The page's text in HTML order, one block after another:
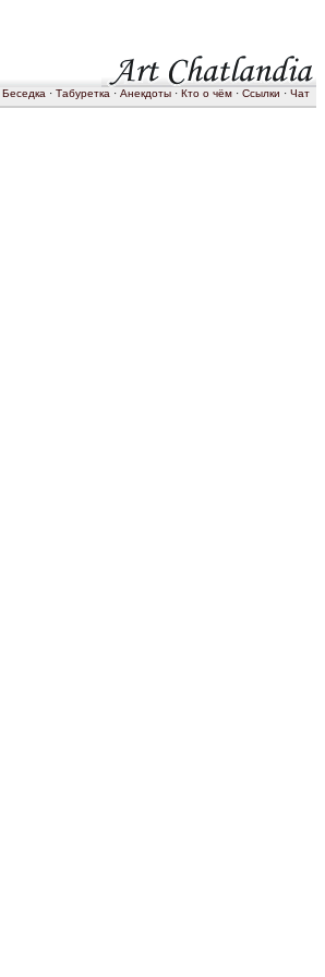
Беседка · Табуретка · Анекдоты · Кто о чём · Ссылки · Чат